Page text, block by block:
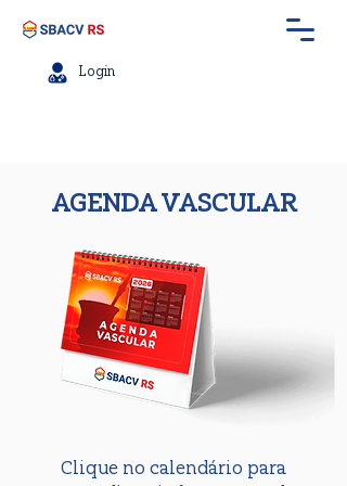
Login
AGENDA VASCULAR
Clique no calendário para